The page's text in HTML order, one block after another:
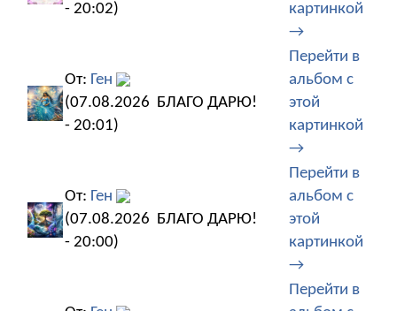
- 20:02)
картинкой
→
От: Ген
(07.08.2026
- 20:01)
БЛАГО ДАРЮ!
Перейти в
альбом с
этой
картинкой
→
От: Ген
(07.08.2026
- 20:00)
БЛАГО ДАРЮ!
Перейти в
альбом с
этой
картинкой
→
Перейти в